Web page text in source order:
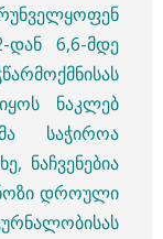
დან 6,6-მდე
ნაკლებ
საჭიროა
ნაჩვენებია
დროული